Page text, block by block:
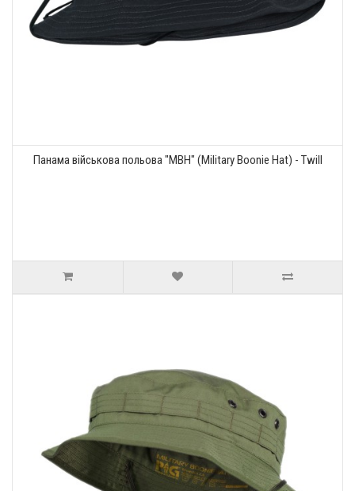
Панама військова польова "MBH" (Military Boonie Hat) - Twill